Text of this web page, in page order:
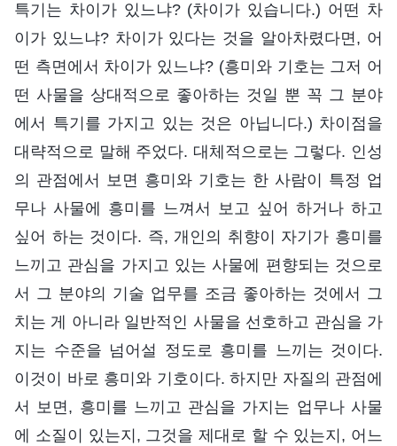
특기는 차이가 있느냐? (차이가 있습니다.) 어떤 차
이가 있느냐? 차이가 있다는 것을 알아차렸다면, 어
떤 측면에서 차이가 있느냐? (흥미와 기호는 그저 어
떤 사물을 상대적으로 좋아하는 것일 뿐 꼭 그 분야
에서 특기를 가지고 있는 것은 아닙니다.) 차이점을
대략적으로 말해 주었다. 대체적으로는 그렇다. 인성
의 관점에서 보면 흥미와 기호는 한 사람이 특정 업
무나 사물에 흥미를 느껴서 보고 싶어 하거나 하고
싶어 하는 것이다. 즉, 개인의 취향이 자기가 흥미를
느끼고 관심을 가지고 있는 사물에 편향되는 것으로
서 그 분야의 기술 업무를 조금 좋아하는 것에서 그
치는 게 아니라 일반적인 사물을 선호하고 관심을 가
지는 수준을 넘어설 정도로 흥미를 느끼는 것이다.
이것이 바로 흥미와 기호이다. 하지만 자질의 관점에
서 보면, 흥미를 느끼고 관심을 가지는 업무나 사물
에 소질이 있는지, 그것을 제대로 할 수 있는지, 어느